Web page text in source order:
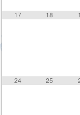
17 18
24 25